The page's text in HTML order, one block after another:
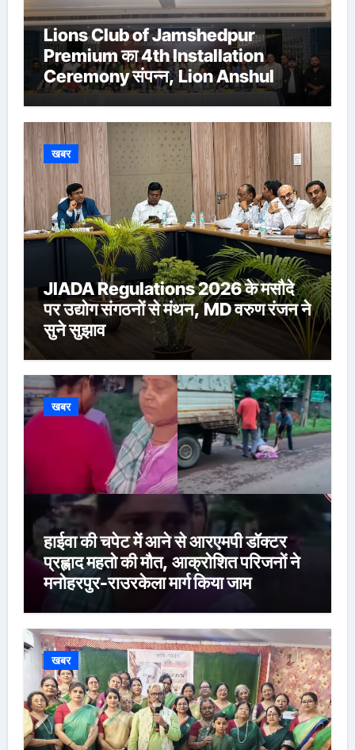
Lions Club of Jamshedpur
Premium का 4th Installation
Ceremony संपन्न, Lion Anshul
Ringasia ने संभाला अध्यक्ष पद
खबर
JIADA Regulations 2026 के मसौदे
पर उद्योग संगठनों से मंथन, MD वरुण रंजन ने
सुने सुझाव
खबर
हाईवा की चपेट में आने से आरएमपी डॉक्टर
प्रह्लाद महतो की मौत, आक्रोशित परिजनों ने
मनोहरपुर-राउरकेला मार्ग किया जाम
खबर